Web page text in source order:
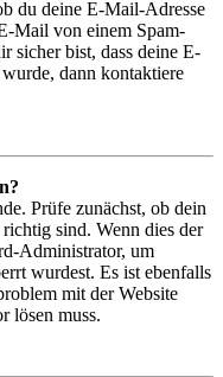
du deine E-Mail-Adresse
Mail von einem Spam-
sicher bist, dass deine E-
dann kontaktiere
Prüfe zunächst, ob dein
sind. Wenn dies der
Administrator, um
wurdest. Es ist ebenfalls
mit der Website
lösen muss.